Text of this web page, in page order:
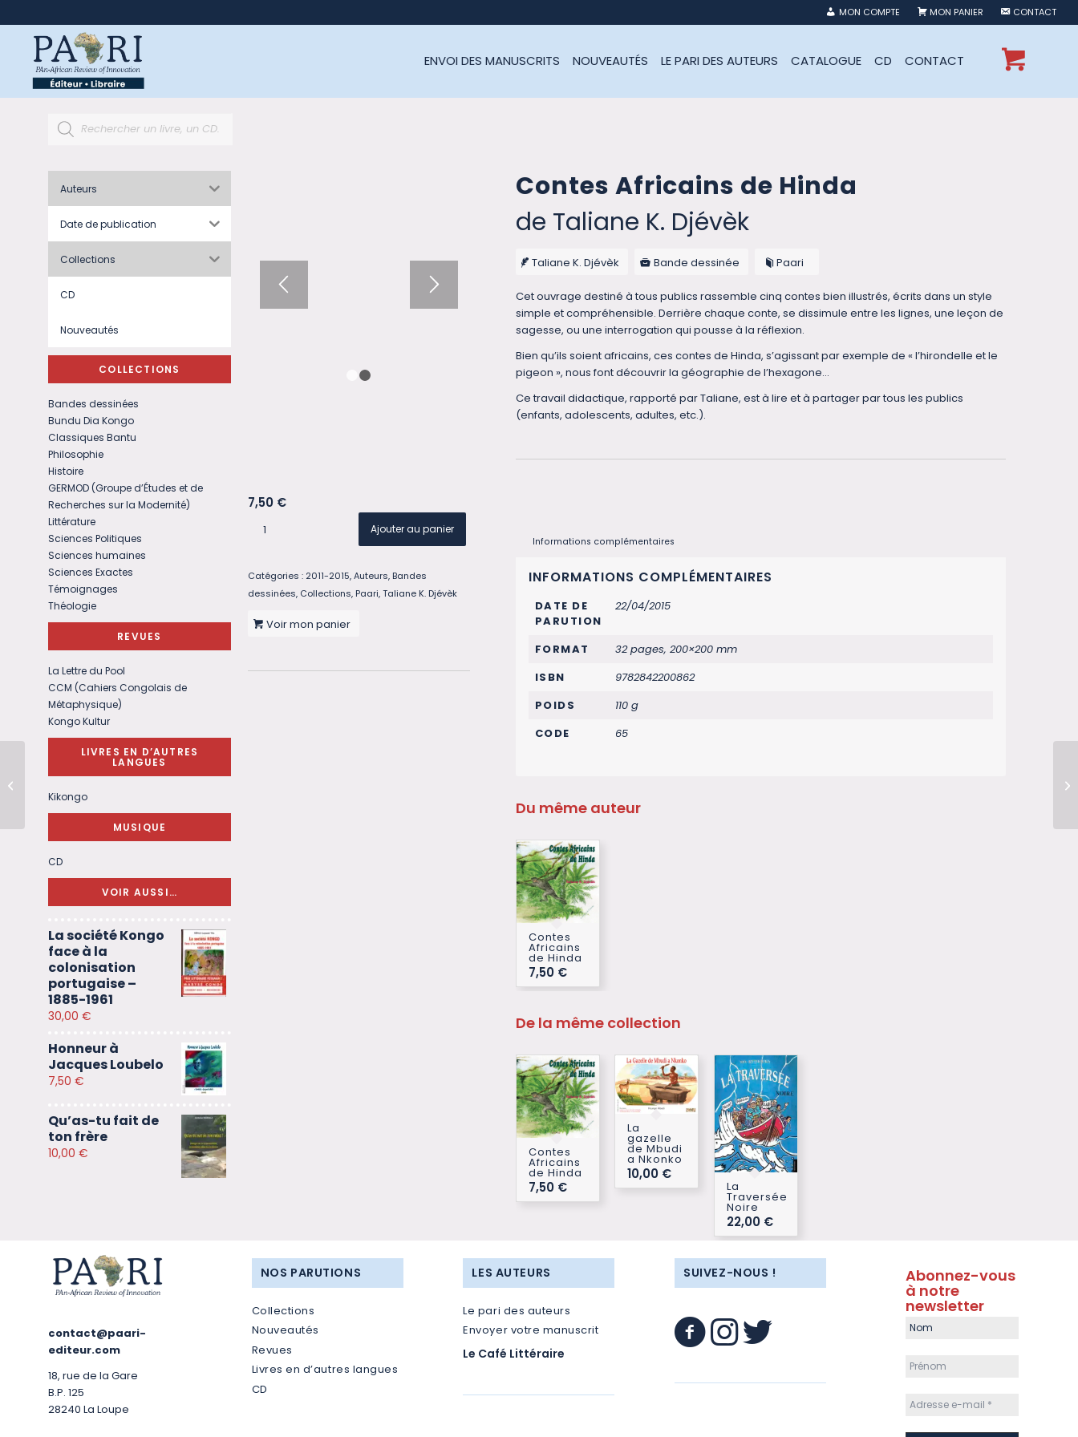
MON COMPTE MON PANIER CONTACT
ENVOI DES MANUSCRITS NOUVEAUTÉS LE PARI DES AUTEURS CATALOGUE CD CONTACT
7,50 €
Ajouter au panier
Catégories : 2011-2015,Auteurs, Bandes
dessinées, Collections, Paari,Taliane K. Djévèk
Voir mon panier
Contes Africains de Hinda
de Taliane K. Djévèk
Taliane K. Djévèk Bande dessinée Paari
Cet ouvrage destiné à tous publics rassemble cinq contes bien illustrés, écrits dans un style
simple et compréhensible. Derrière chaque conte, se dissimule entre les lignes, une leçon de
sagesse, ou une interrogation qui pousse à la réflexion.
Bien qu’ils soient africains, ces contes de Hinda, s’agissant par exemple de « l’hirondelle et le
pigeon », nous font découvrir la géographie de l’hexagone…
Ce travail didactique, rapporté par Taliane, est à lire et à partager par tous les publics
(enfants, adolescents, adultes, etc.).
Informations complémentaires
INFORMATIONS COMPLÉMENTAIRES
DATE DE
PARUTION
22/04/2015
FORMAT
32 pages, 200×200 mm
ISBN
9782842200862
POIDS
110 g
CODE
65
Du même auteur
Contes
Africains
de Hinda
7,50 €
De la même collection
Contes
Africains
de Hinda
7,50 €
La
gazelle
de Mbudi
a Nkonko
10,00 €
La
Traversée
Noire
22,00 €
Auteurs
Date de publication
Collections
CD
Nouveautés
COLLECTIONS
Bandes dessinées
Bundu Dia Kongo
Classiques Bantu
Philosophie
Histoire
GERMOD (Groupe d’Études et de
Recherches sur la Modernité)
Littérature
Sciences Politiques
Sciences humaines
Sciences Exactes
Témoignages
Théologie
REVUES
La Lettre du Pool
CCM (Cahiers Congolais de
Métaphysique)
Kongo Kultur
LIVRES EN D’AUTRES
LANGUES
Kikongo
MUSIQUE
CD
VOIR AUSSI…
La société Kongo
face à la
colonisation
portugaise –
1885-1961
30,00 €
Honneur à
Jacques Loubelo
7,50 €
Qu’as-tu fait de
ton frère
10,00 €
contact@paari-
editeur.com
18, rue de la Gare
B.P. 125
28240 La Loupe
NOS PARUTIONS
Collections
Nouveautés
Revues
Livres en d’autres langues
CD
LES AUTEURS
Le pari des auteurs
Envoyer votre manuscrit
Le Café Littéraire
SUIVEZ-NOUS ! Abonnez-vous
à notre
newsletter
La prière de guérison
: guide pratique